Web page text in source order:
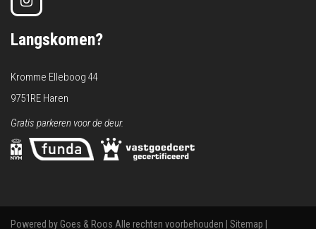
Langskomen?
Kromme Elleboog 44
9751RE Haren
Gratis parkeren voor de deur.
Powered by Goes & Roos Alle rechten voorbehouden Sitemap